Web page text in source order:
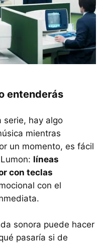
entenderás
serie, hay algo
mientras
un momento, es fácil
líneas
con teclas
con el
sonora puede hacer
pasaría si de